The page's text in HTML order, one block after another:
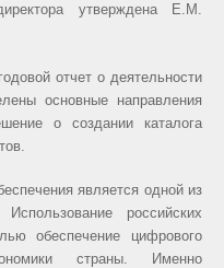
утверждена Е.М.
отчет о деятельности
основные направления
о создании каталога
является одной из
российских
обеспечение цифрового
страны. Именно